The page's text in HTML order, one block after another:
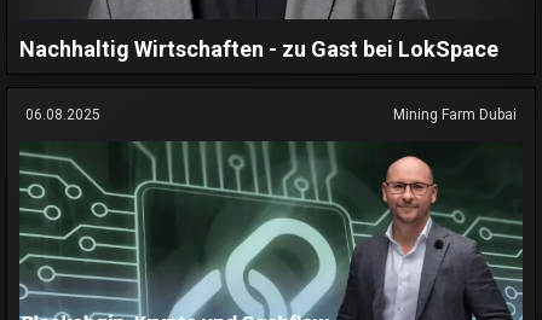
Nachhaltig Wirtschaften - zu Gast bei LokSpace
06.08.2025 Mining Farm Dubai